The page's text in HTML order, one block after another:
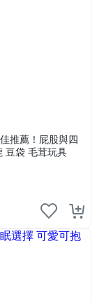
推薦！屁股與四
豆袋 毛茸玩具